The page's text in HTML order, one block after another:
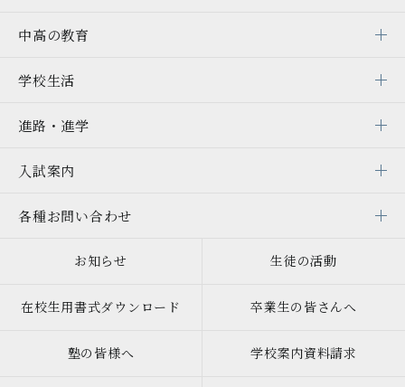
中高の教育
学校生活
進路・進学
入試案内
各種お問い合わせ
お知らせ 生徒の活動
在校生用書式ダウンロード 卒業生の皆さんへ
塾の皆様へ 学校案内資料請求